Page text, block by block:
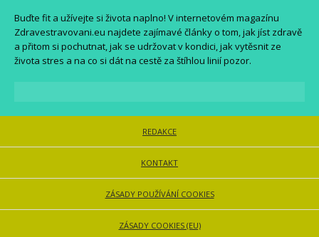
Buďte fit a užívejte si života naplno! V internetovém magazínu
Zdravestravovani.eu najdete zajímavé články o tom, jak jíst zdravě
a přitom si pochutnat, jak se udržovat v kondici, jak vytěsnit ze
života stres a na co si dát na cestě za štíhlou linií pozor.
REDAKCE
KONTAKT
ZÁSADY POUŽÍVÁNÍ COOKIES
ZÁSADY COOKIES (EU)